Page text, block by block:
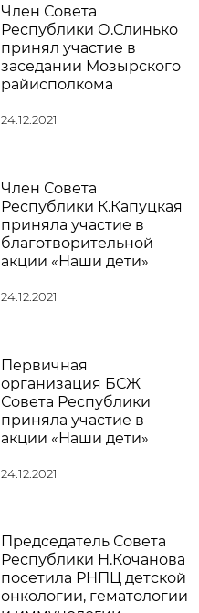
Член Совета
Республики О.Слинько
принял участие в
заседании Мозырского
райисполкома
24.12.2021
Член Совета
Республики К.Капуцкая
приняла участие в
благотворительной
акции «Наши дети»
24.12.2021
Первичная
организация БСЖ
Совета Республики
приняла участие в
акции «Наши дети»
24.12.2021
Председатель Совета
Республики Н.Кочанова
посетила РНПЦ детской
онкологии, гематологии